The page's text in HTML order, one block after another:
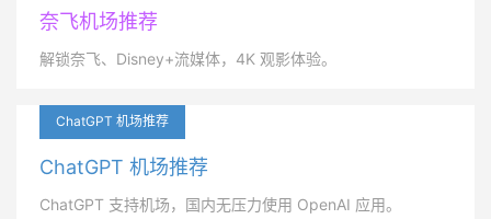
奈飞机场推荐
解锁奈飞、Disney+流媒体，4K 观影体验。
ChatGPT 机场推荐
ChatGPT 机场推荐
ChatGPT 支持机场，国内无压力使用 OpenAI 应用。